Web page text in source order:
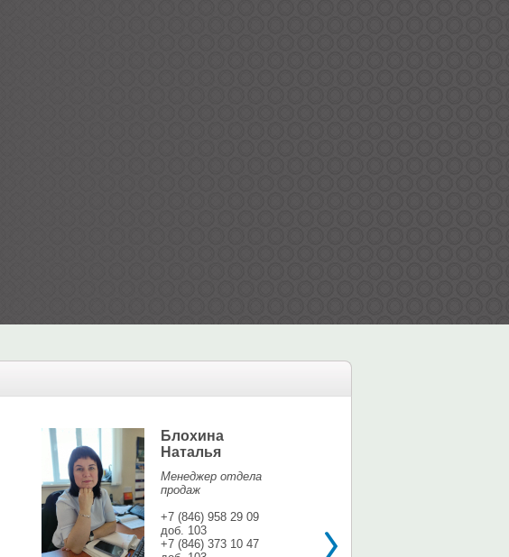
Блохина
Наталья
Менеджер отдела
продаж
+7 (846) 958 29 09
доб. 103
+7 (846) 373 10 47